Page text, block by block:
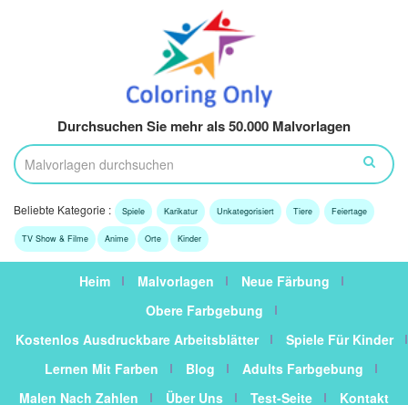
Durchsuchen Sie mehr als 50.000 Malvorlagen
Beliebte Kategorie : Spiele Karikatur Unkategorisiert Tiere Feiertage
TV Show & Filme Anime Orte Kinder
Heim Malvorlagen
Neue Färbung
Obere Farbgebung
Kostenlos Ausdruckbare Arbeitsblätter
Spiele Für Kinder
Lernen Mit Farben
Blog
Adults Farbgebung
Malen Nach Zahlen
Über Uns Test-Seite Kontakt